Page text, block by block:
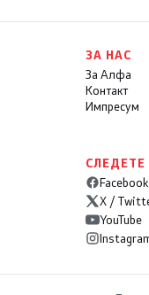
ЗА НАС
За Алфа
Контакт
Импресум
СЛЕДЕТЕ
Facebook
X /
YouTube